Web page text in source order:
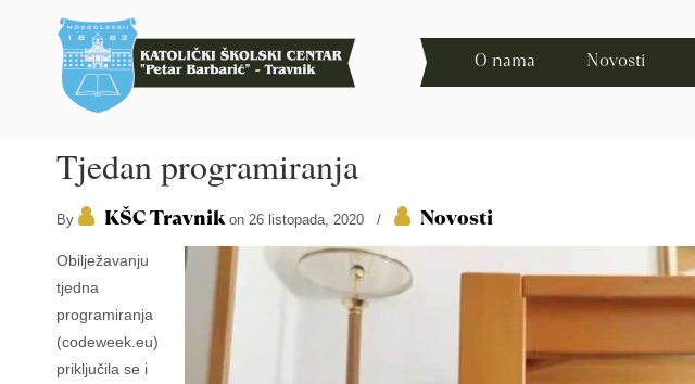
O nama Novosti
Tjedan programiranja
By KŠC Travnikon 26 listopada, 2020 / Novosti
Obilježavanju
tjedna
programiranja
(codeweek.eu)
priključila se i